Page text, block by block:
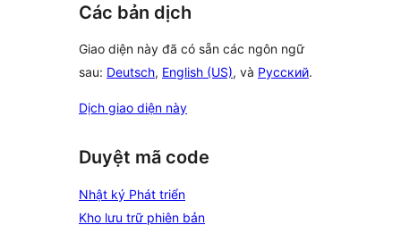
Các bản dịch
Giao diện này đã có sẵn các ngôn ngữ
sau: Deutsch, English (US), và Русский.
Dịch giao diện này
Duyệt mã code
Nhật ký Phát triển
Kho lưu trữ phiên bản